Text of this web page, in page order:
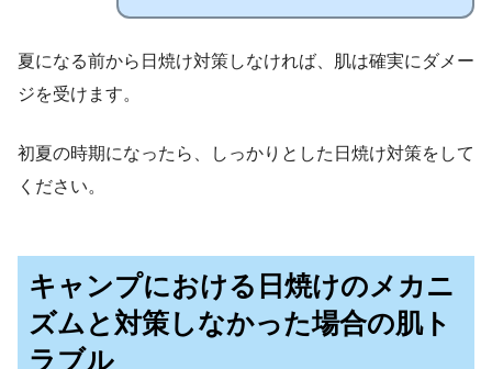
夏になる前から日焼け対策しなければ、肌は確実にダメー
ジを受けます。
初夏の時期になったら、しっかりとした日焼け対策をして
ください。
キャンプにおける日焼けのメカニ
ズムと対策しなかった場合の肌ト
ラブル